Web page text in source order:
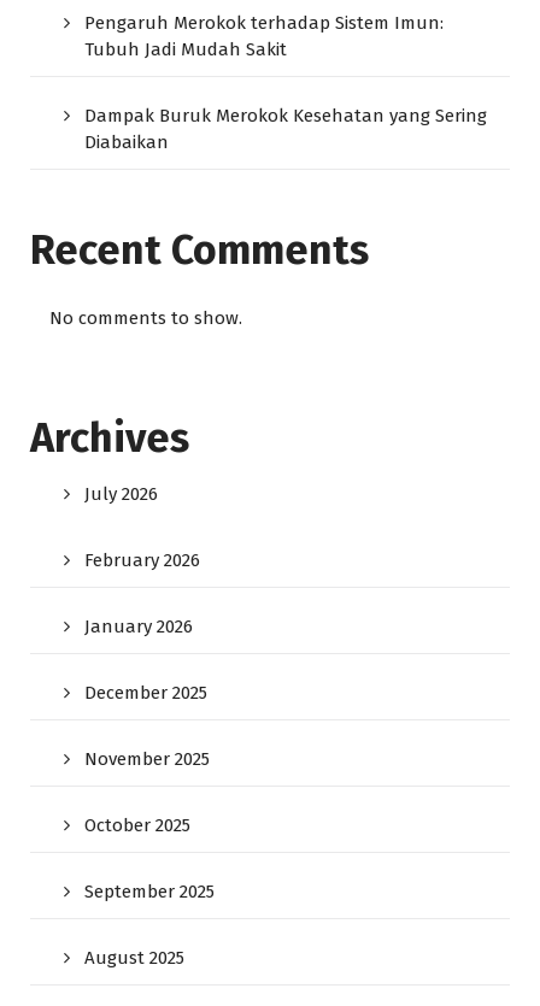
Pengaruh Merokok terhadap Sistem Imun:
Tubuh Jadi Mudah Sakit
Dampak Buruk Merokok Kesehatan yang Sering
Diabaikan
Recent Comments
No comments to show.
Archives
July 2026
February 2026
January 2026
December 2025
November 2025
October 2025
September 2025
August 2025